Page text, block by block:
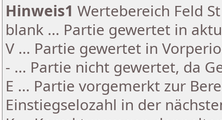
Hinweis1 Wertebereich Feld
blank ... Partie gewertet in
V ... Partie gewertet in
- ... Partie nicht gewertet, da
E ... Partie vorgemerkt zur
Einstiegselozahl in der